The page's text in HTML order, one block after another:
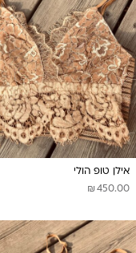
אילן טופ הולי
₪ 450.00